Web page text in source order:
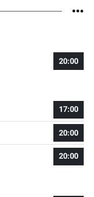
20:00
17:00
20:00
20:00